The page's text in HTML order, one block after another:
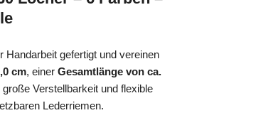
Handarbeit gefertigt und vereinen
cm, einer Gesamtlänge von ca.
Verstellbarkeit und flexible
Lederriemen.